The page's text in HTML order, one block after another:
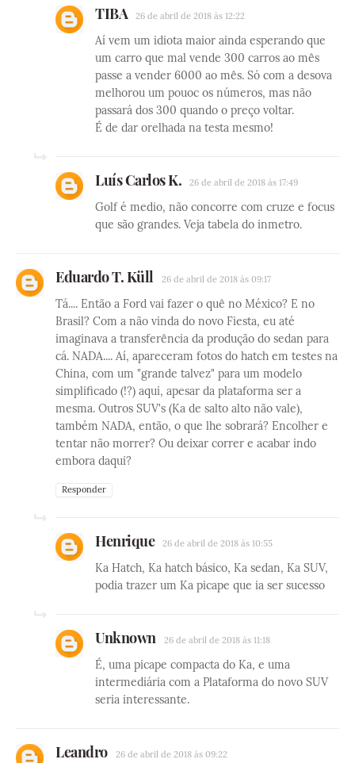
TIBA 26 de abril de 2018 às 12:22
Aí vem um idiota maior ainda esperando que
um carro que mal vende 300 carros ao mês
passe a vender 6000 ao mês. Só com a desova
melhorou um pouoc os números, mas não
passará dos 300 quando o preço voltar.
É de dar orelhada na testa mesmo!
Luís Carlos K. 26 de abril de 2018 às 17:49
Golf é medio, não concorre com cruze e focus
que são grandes. Veja tabela do inmetro.
Eduardo T. Küll 26 de abril de 2018 às 09:17
Tá.... Então a Ford vai fazer o quê no México? E no
Brasil? Com a não vinda do novo Fiesta, eu até
imaginava a transferência da produção do sedan para
cá. NADA.... Aí, apareceram fotos do hatch em testes na
China, com um "grande talvez" para um modelo
simplificado (!?) aqui, apesar da plataforma ser a
mesma. Outros SUV's (Ka de salto alto não vale),
também NADA, então, o que lhe sobrará? Encolher e
tentar não morrer? Ou deixar correr e acabar indo
embora daqui?
Responder
Henrique 26 de abril de 2018 às 10:55
Ka Hatch, Ka hatch básico, Ka sedan, Ka SUV,
podia trazer um Ka picape que ia ser sucesso
Unknown 26 de abril de 2018 às 11:18
É, uma picape compacta do Ka, e uma
intermediária com a Plataforma do novo SUV
seria interessante.
Leandro 26 de abril de 2018 às 09:22